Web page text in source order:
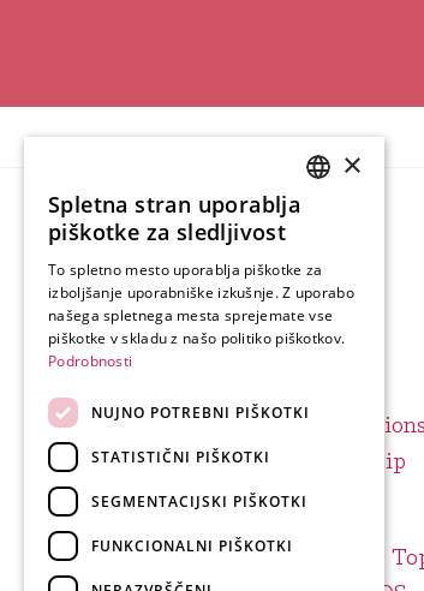
SLOVENIAN
GERMAN
ITALIAN
×
Spletna stran uporablja
piškotke za sledljivost
To spletno mesto uporablja piškotke za
izboljšanje uporabniške izkušnje. Z uporabo
našega spletnega mesta sprejemate vse
piškotke v skladu z našo politiko piškotkov.
Podrobnosti
NUJNO POTREBNI PIŠKOTKI
STATISTIČNI PIŠKOTKI
SEGMENTACIJSKI PIŠKOTKI
FUNKCIONALNI PIŠKOTKI